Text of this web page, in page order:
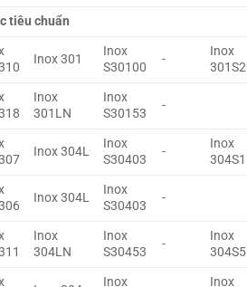
tiêu chuẩn
Inox 301
Inox
S30100
-
Inox
Inox
301LN
Inox
S30153
-
Inox 304L
Inox
S30403
-
Inox
Inox 304L
Inox
S30403
-
Inox
304LN
Inox
S30453
-
Inox
Inox
Inox